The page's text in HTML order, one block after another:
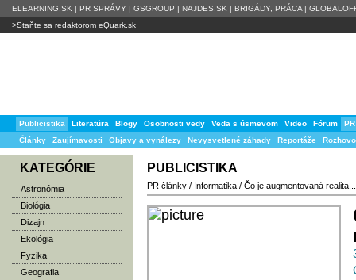
ELEARNING.SK | PR SPRÁVY | GSGROUP | NAJDES.SK | BRIGÁDY, PRÁCA |
>Staňte sa redaktorom eQuark.sk
Publicistika
Články
Zaujímavosti Objavy a vynálezy Nevysvetlené záhady Reportáže
Literatúra Blogy Osobnosti vedy Veda s úsmevom Video Fórum
KATEGÓRIE
Astronómia
Biológia
Dizajn
Ekológia
Fyzika
Geografia
PUBLICISTIKA
PR články / Informatika / Čo je augmentovaná realita...